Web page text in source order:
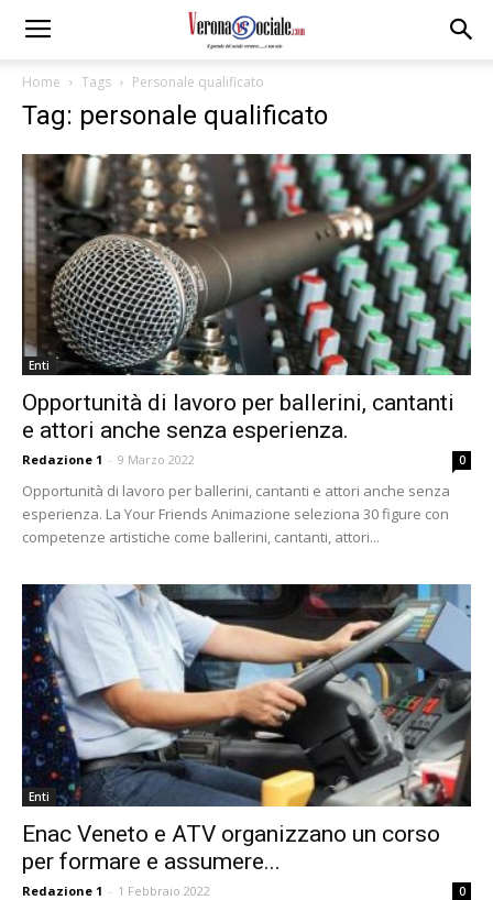
Home Tags Personale qualificato
Tag: personale qualificato
Enti
Opportunità di lavoro per ballerini, cantanti
e attori anche senza esperienza.
Redazione 1 - 9 Marzo 2022 0
Opportunità di lavoro per ballerini, cantanti e attori anche senza
esperienza. La Your Friends Animazione seleziona 30 figure con
competenze artistiche come ballerini, cantanti, attori...
Enti
Enac Veneto e ATV organizzano un corso
per formare e assumere...
Redazione 1 - 1 Febbraio 2022 0